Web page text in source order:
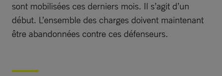
sont mobilisées ces derniers mois. Il s’agit d’un
début. L’ensemble des charges doivent maintenant
être abandonnées contre ces défenseurs.